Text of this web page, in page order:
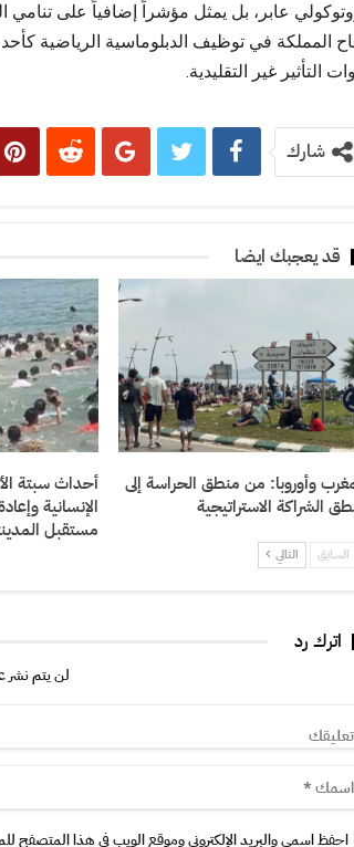
عابر، بل يمثل مؤشراً إضافياً على تنامي
المملكة في توظيف الدبلوماسية الرياضية كأحد
التأثير غير التقليدية.
شارك
قد يعجبك ايضا
وأوروبا: من منطق الحراسة إلى
الشراكة الاستراتيجية
أحداث سبتة
الإنسانية
مستقبل
السابق التالي
اترك رد
لن يتم نشر
احفظ اسمي والبريد الإلكتروني وموقع الويب في هذا المتصفح